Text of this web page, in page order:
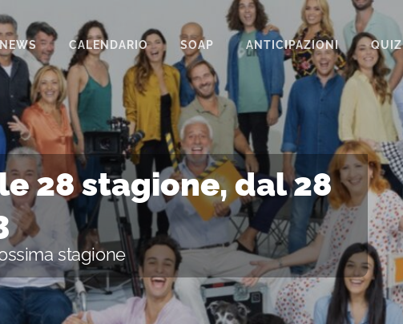
NEWS CALENDARIO SOAP
BEAUTIFUL
IL PARADISO DELLE SIGNORE
LA PROMESSA
SEGRETI DI FAMIGLIA
TEMPESTA D’AMORE
UN POSTO AL SOLE
ANTICIPAZIONI QUIZ
28 stagione, dal 28
stagione